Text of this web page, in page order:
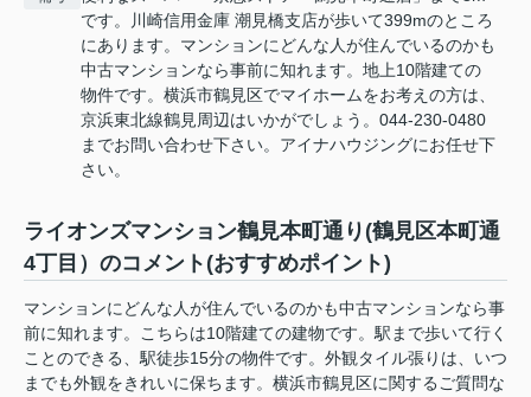
です。川崎信用金庫 潮見橋支店が歩いて399mのところ
にあります。マンションにどんな人が住んでいるのかも
中古マンションなら事前に知れます。地上10階建ての
物件です。横浜市鶴見区でマイホームをお考えの方は、
京浜東北線鶴見周辺はいかがでしょう。044-230-0480
までお問い合わせ下さい。アイナハウジングにお任せ下
さい。
ライオンズマンション鶴見本町通り(鶴見区本町通
4丁目）のコメント(おすすめポイント)
マンションにどんな人が住んでいるのかも中古マンションなら事
前に知れます。こちらは10階建ての建物です。駅まで歩いて行く
ことのできる、駅徒歩15分の物件です。外観タイル張りは、いつ
までも外観をきれいに保ちます。横浜市鶴見区に関するご質問な